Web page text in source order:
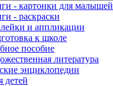
- картонки для малышей
- раскраски
и аппликации
к школе
пособие
литература
энциклопедии
детей